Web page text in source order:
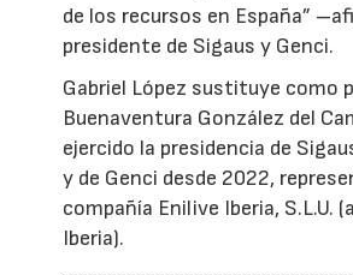
de los recursos en España”
presidente de Sigaus y Genci.
Gabriel López sustituye como
Buenaventura González del
ejercido la presidencia de
y de Genci desde 2022,
compañía Enilive Iberia, S.L.U.
Iberia).